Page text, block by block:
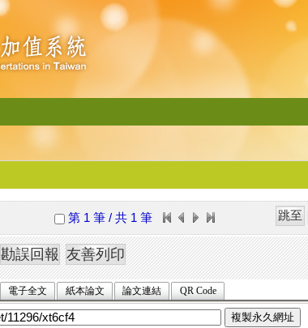
第 1 筆 / 共 1 筆
電子全文 紙本論文 論文連結 QR Code
複製永久網址